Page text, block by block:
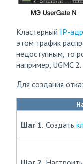
Кластерный IP-
этом трафик
недоступным, то
например, UGMC 2.
Для создания
Шаг 1. Создать